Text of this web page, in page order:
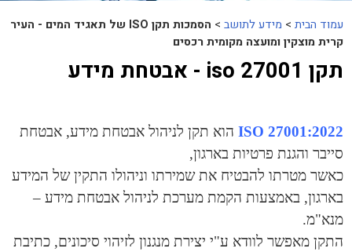
עמוד הבית > מידע לתושב >
הסמכות תקן ISO של תאגיד המים - העיר
קרית מוצקין ומועצה מקומית רכסים
תקן 27001 iso - אבטחת מידע
2022:ISO 27001
הוא תקן לניהול אבטחת מידע, אבטחת
סייבר והגנת פרטיות בארגון,
כאשר מטרתו להבטיח את שמירתו וניהולו התקין של המידע
בארגון,באמצעות הקמת מערכת לניהול אבטחת מידע –
מנא"מ.
התקן מאפשר לוודא ע"י יצירת מנגנון לזיהוי סיכונים, כתיבת